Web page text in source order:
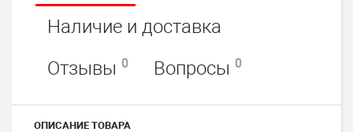
Наличие и доставка
Отзывы 0 Вопросы 0
ОПИСАНИЕ ТОВАРА